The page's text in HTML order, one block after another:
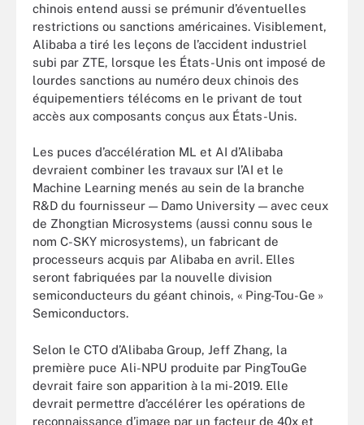
chinois entend aussi se prémunir d’éventuelles
restrictions ou sanctions américaines. Visiblement,
Alibaba a tiré les leçons de l’accident industriel
subi par ZTE, lorsque les États-Unis ont imposé de
lourdes sanctions au numéro deux chinois des
équipementiers télécoms en le privant de tout
accès aux composants conçus aux États-Unis.
Les puces d’accélération ML et AI d’Alibaba
devraient combiner les travaux sur l’AI et le
Machine Learning menés au sein de la branche
R&D du fournisseur — Damo University — avec ceux
de Zhongtian Microsystems (aussi connu sous le
nom C-SKY microsystems), un fabricant de
processeurs acquis par Alibaba en avril. Elles
seront fabriquées par la nouvelle division
semiconducteurs du géant chinois, « Ping-Tou-Ge »
Semiconductors.
Selon le CTO d’Alibaba Group, Jeff Zhang, la
première puce Ali-NPU produite par PingTouGe
devrait faire son apparition à la mi-2019. Elle
devrait permettre d’accélérer les opérations de
reconnaissance d’image par un facteur de 40x et